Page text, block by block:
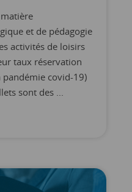
et de pédagogie
activités de loisirs
taux réservation
covid-19)
sont des ...